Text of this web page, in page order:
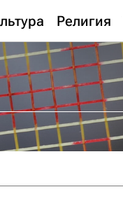
Религия